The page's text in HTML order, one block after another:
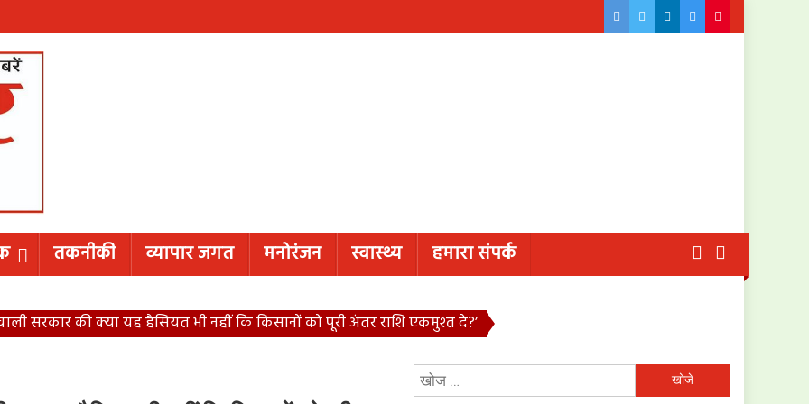
तकनीकी व्यापार जगत मनोरंजन स्वास्थ्य हमारा संपर्क
सरकार की क्या यह हैसियत भी नहीं कि किसानों को पूरी अंतर राशि एकमुश्त दे?’